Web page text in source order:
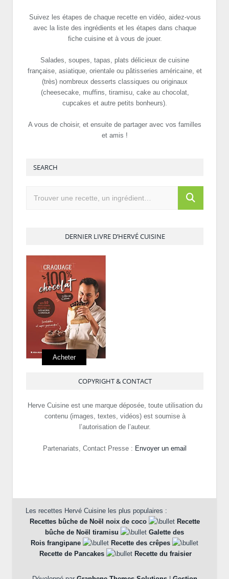
Suivez les étapes de chaque recette en vidéo, aidez-vous
avec la liste des ingrédients et les étapes dans chaque
fiche cuisine et à vous de jouer.
Salades, soupes, tapas, plats délicieux de cuisine
française, asiatique, orientale ou pâtisseries américaine, et
(très) nombreux desserts classiques ou originaux
(cheesecake, muffins, tiramisu, cake au chocolat,
cupcakes et autre petits bonheurs).
A vous de choisir, et ensuite de partager avec vos familles
et amis !
SEARCH
DERNIER LIVRE D’HERVÉ CUISINE
Acheter
COPYRIGHT & CONTACT
Herve Cuisine est une marque déposée, toute utilisation du
contenu (images, textes, vidéos) est soumise à
l’autorisation de l’auteur.
Partenariats, Contact Presse : Envoyer un email
Les recettes Hervé Cuisine les plus populaires :
Recettes bûche de Noël noix de coco
Recette
bûche de Noël tiramisu
Galette des
Rois frangipane
Recette des crêpes
Recette de Pancakes
Recette du fraisier